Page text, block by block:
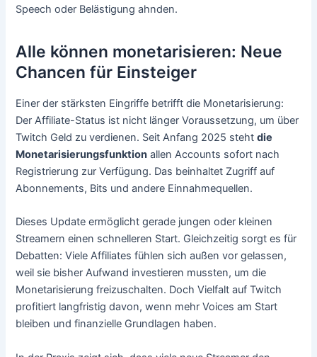
Speech oder Belästigung ahnden.
Alle können monetarisieren: Neue
Chancen für Einsteiger
Einer der stärksten Eingriffe betrifft die Monetarisierung:
Der Affiliate-Status ist nicht länger Voraussetzung, um über
Twitch Geld zu verdienen. Seit Anfang 2025 stehtdie
Monetarisierungsfunktion allen Accounts sofort nach
Registrierung zur Verfügung. Das beinhaltet Zugriff auf
Abonnements, Bits und andere Einnahmequellen.
Dieses Update ermöglicht gerade jungen oder kleinen
Streamern einen schnelleren Start. Gleichzeitig sorgt es für
Debatten: Viele Affiliates fühlen sich außen vor gelassen,
weil sie bisher Aufwand investieren mussten, um die
Monetarisierung freizuschalten. Doch Vielfalt auf Twitch
profitiert langfristig davon, wenn mehr Voices am Start
bleiben und finanzielle Grundlagen haben.